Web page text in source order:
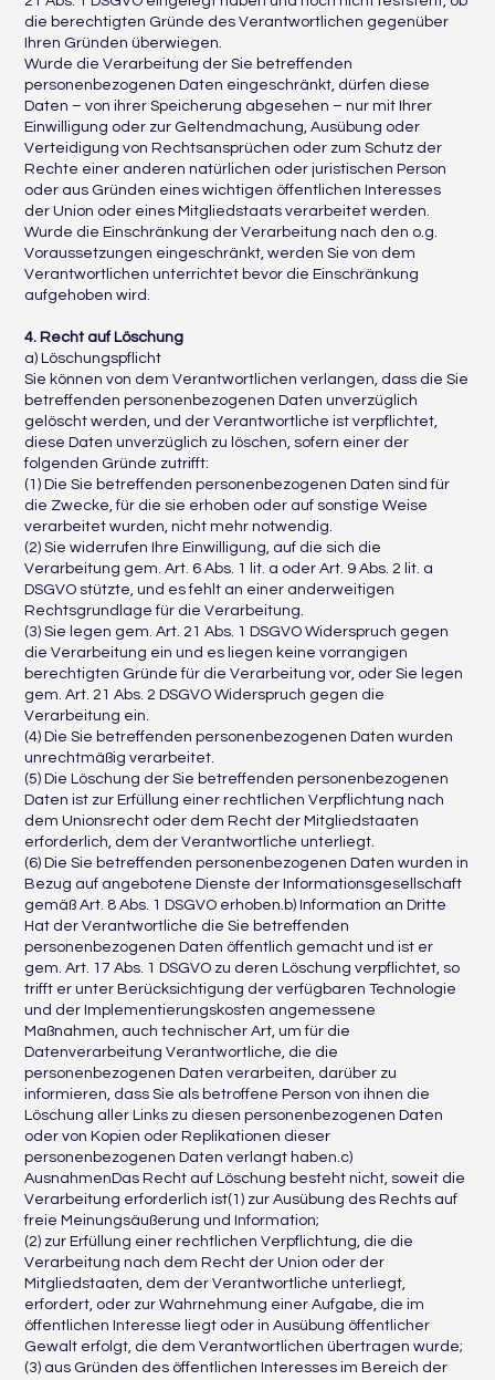
die berechtigten Gründe des Verantwortlichen gegenüber
Ihren Gründen überwiegen.
Wurde die Verarbeitung der Sie betreffenden
personenbezogenen Daten eingeschränkt, dürfen diese
Daten – von ihrer Speicherung abgesehen – nur mit Ihrer
Einwilligung oder zur Geltendmachung, Ausübung oder
Verteidigung von Rechtsansprüchen oder zum Schutz der
Rechte einer anderen natürlichen oder juristischen Person
oder aus Gründen eines wichtigen öffentlichen Interesses
der Union oder eines Mitgliedstaats verarbeitet werden.
Wurde die Einschränkung der Verarbeitung nach den o.g.
Voraussetzungen eingeschränkt, werden Sie von dem
Verantwortlichen unterrichtet bevor die Einschränkung
aufgehoben wird.
4. Recht auf Löschung
a) Löschungspflicht
Sie können von dem Verantwortlichen verlangen, dass die Sie
betreffenden personenbezogenen Daten unverzüglich
gelöscht werden, und der Verantwortliche ist verpflichtet,
diese Daten unverzüglich zu löschen, sofern einer der
folgenden Gründe zutrifft:
(1) Die Sie betreffenden personenbezogenen Daten sind für
die Zwecke, für die sie erhoben oder auf sonstige Weise
verarbeitet wurden, nicht mehr notwendig.
(2) Sie widerrufen Ihre Einwilligung, auf die sich die
Verarbeitung gem. Art. 6 Abs. 1 lit. a oder Art. 9 Abs. 2 lit. a
DSGVO stützte, und es fehlt an einer anderweitigen
Rechtsgrundlage für die Verarbeitung.
(3) Sie legen gem. Art. 21 Abs. 1 DSGVO Widerspruch gegen
die Verarbeitung ein und es liegen keine vorrangigen
berechtigten Gründe für die Verarbeitung vor, oder Sie legen
gem. Art. 21 Abs. 2 DSGVO Widerspruch gegen die
Verarbeitung ein.
(4) Die Sie betreffenden personenbezogenen Daten wurden
unrechtmäßig verarbeitet.
(5) Die Löschung der Sie betreffenden personenbezogenen
Daten ist zur Erfüllung einer rechtlichen Verpflichtung nach
dem Unionsrecht oder dem Recht der Mitgliedstaaten
erforderlich, dem der Verantwortliche unterliegt.
(6) Die Sie betreffenden personenbezogenen Daten wurden in
Bezug auf angebotene Dienste der Informationsgesellschaft
gemäß Art. 8 Abs. 1 DSGVO erhoben.b) Information an Dritte
Hat der Verantwortliche die Sie betreffenden
personenbezogenen Daten öffentlich gemacht und ist er
gem. Art. 17 Abs. 1 DSGVO zu deren Löschung verpflichtet, so
trifft er unter Berücksichtigung der verfügbaren Technologie
und der Implementierungskosten angemessene
Maßnahmen, auch technischer Art, um für die
Datenverarbeitung Verantwortliche, die die
personenbezogenen Daten verarbeiten, darüber zu
informieren, dass Sie als betroffene Person von ihnen die
Löschung aller Links zu diesen personenbezogenen Daten
oder von Kopien oder Replikationen dieser
personenbezogenen Daten verlangt haben.c)
AusnahmenDas Recht auf Löschung besteht nicht, soweit die
Verarbeitung erforderlich ist(1) zur Ausübung des Rechts auf
freie Meinungsäußerung und Information;
(2) zur Erfüllung einer rechtlichen Verpflichtung, die die
Verarbeitung nach dem Recht der Union oder der
Mitgliedstaaten, dem der Verantwortliche unterliegt,
erfordert, oder zur Wahrnehmung einer Aufgabe, die im
öffentlichen Interesse liegt oder in Ausübung öffentlicher
Gewalt erfolgt, die dem Verantwortlichen übertragen wurde;
(3) aus Gründen des öffentlichen Interesses im Bereich der